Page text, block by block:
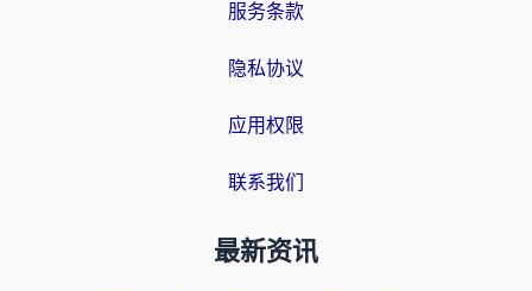
服务条款
隐私协议
应用权限
联系我们
最新资讯